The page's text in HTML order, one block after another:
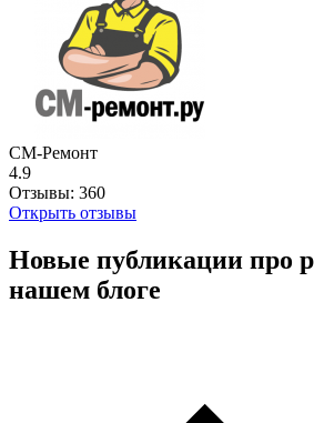
СМ-Ремонт
4.9
Отзывы: 360
Открыть отзывы
Новые публикации про
нашем блоге